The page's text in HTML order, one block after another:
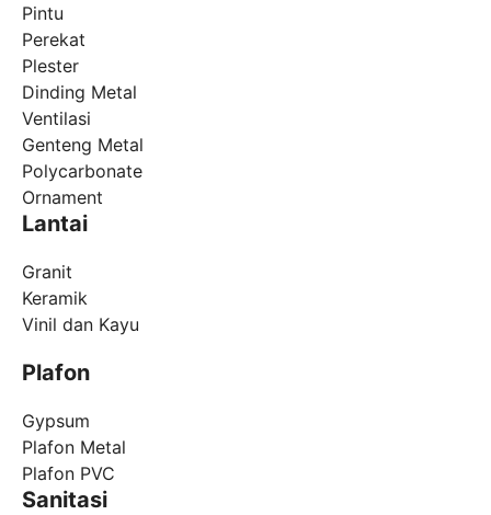
Pintu
Perekat
Plester
Dinding Metal
Ventilasi
Genteng Metal
Polycarbonate
Ornament
Lantai
Granit
Keramik
Vinil dan Kayu
Plafon
Gypsum
Plafon Metal
Plafon PVC
Sanitasi